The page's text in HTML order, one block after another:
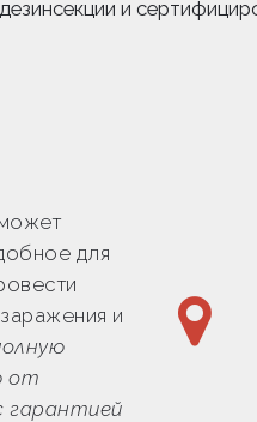
и
для
и
от
гарантией